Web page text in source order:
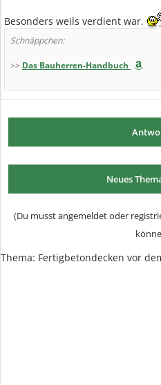
Besonders weils verdient war.
Schnäppchen:
>> Das Bauherren-Handbuch
Neues
(Du musst angemeldet oder
Thema: Fertigbetondecken vor